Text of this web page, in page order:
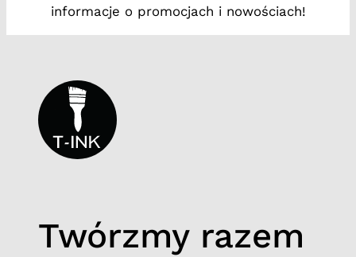
informacje o promocjach i nowościach!
Twórzmy razem